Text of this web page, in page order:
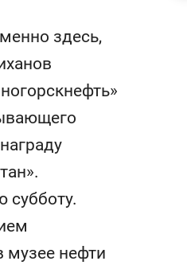
здесь,
музее нефти
концерт
чаком: как
прошла